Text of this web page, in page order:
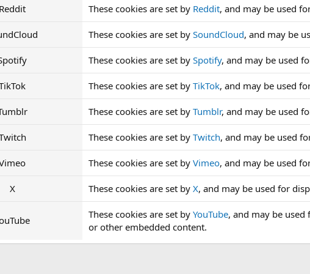
These cookies are set by Reddit, and may be used
These cookies are set by SoundCloud, and may be
These cookies are set by Spotify, and may be used
These cookies are set by TikTok, and may be used
These cookies are set by Tumblr, and may be used
These cookies are set by Twitch, and may be used
These cookies are set by Vimeo, and may be used
X These cookies are set by X, and may be used for
These cookies are set by YouTube, and may be
or other embedded content.